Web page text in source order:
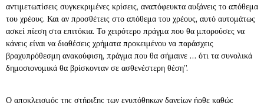
αντιμετωπίσεις συγκεκριμένες κρίσεις, αναπόφευκτα αυξάνεις το απόθεμα
του χρέους. Και αν προσθέτεις στο απόθεμα του χρέους, αυτό αυτομάτως
ασκεί πίεση στα επιτόκια. Το χειρότερο πράγμα που θα μπορούσες να
κάνεις είναι να διαθέσεις χρήματα προκειμένου να παράσχεις
βραχυπρόθεσμη ανακούφιση, πράγμα που θα σήμαινε … ότι τα συνολικά
δημοσιονομικά θα βρίσκονταν σε ασθενέστερη θέση”.
Ο αποκλεισμός της στήριξης των ενυπόθηκων δανείων ήρθε καθώς